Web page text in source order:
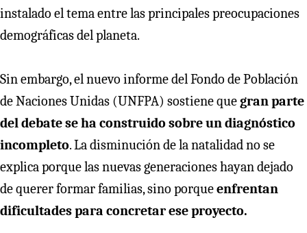
instalado el tema entre las principales preocupaciones
demográficas del planeta.
Sin embargo, el nuevo informe del Fondo de Población
de Naciones Unidas (UNFPA) sostiene quegran parte
del debate se ha construido sobre un diagnóstico
incompleto. La disminución de la natalidad no se
explica porque las nuevas generaciones hayan dejado
de querer formar familias, sino porqueenfrentan
dificultades para concretar ese proyecto.